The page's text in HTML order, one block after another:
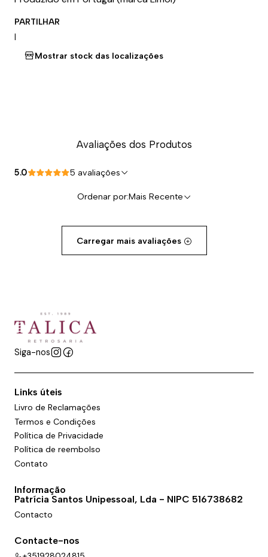
PARTILHAR
|
Mostrar stock das localizações
Avaliações dos Produtos
5.0 5 avaliações
Ordenar por:Mais Recente
Carregar mais avaliações
Siga-nos
Links úteis
Livro de Reclamações
Termos e Condições
Política de Privacidade
Política de reembolso
Contato
Informação
Patrícia Santos Unipessoal, Lda - NIPC 516738682
Contacto
Contacte-nos